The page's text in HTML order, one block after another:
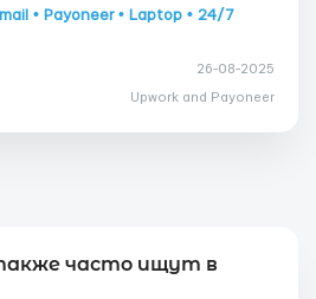
• Payoneer • Laptop • 24/7
26-08-2025
Upwork and Payoneer
часто ищут в